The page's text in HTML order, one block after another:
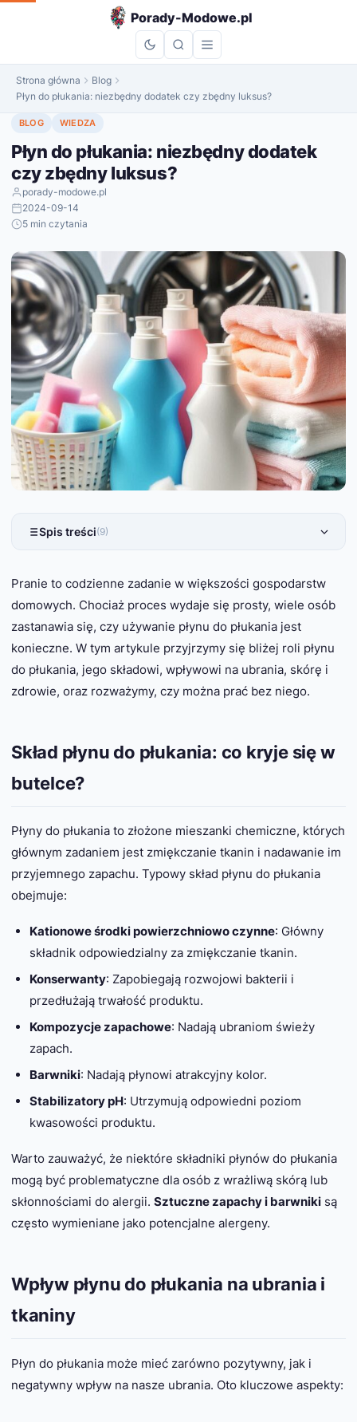
do
Porady-Modowe.pl
Strona główna
Blog
Płyn do płukania: niezbędny dodatek czy zbędny luksus?
BLOG WIEDZA
Płyn do płukania: niezbędny dodatek
czy zbędny luksus?
porady-modowe.pl
2024-09-14
5 min czytania
Spis treści(9)
Pranie to codzienne zadanie w większości gospodarstw
domowych. Chociaż proces wydaje się prosty, wiele osób
zastanawia się, czy używanie płynu do płukania jest
konieczne. W tym artykule przyjrzymy się bliżej roli płynu
do płukania, jego składowi, wpływowi na ubrania, skórę i
zdrowie, oraz rozważymy, czy można prać bez niego.
Skład płynu do płukania: co kryje się w
butelce?
Płyny do płukania to złożone mieszanki chemiczne, których
głównym zadaniem jest zmiękczanie tkanin i nadawanie im
przyjemnego zapachu. Typowy skład płynu do płukania
obejmuje:
Kationowe środki powierzchniowo czynne: Główny
składnik odpowiedzialny za zmiękczanie tkanin.
Konserwanty: Zapobiegają rozwojowi bakterii i
przedłużają trwałość produktu.
Kompozycje zapachowe: Nadają ubraniom świeży
zapach.
Barwniki: Nadają płynowi atrakcyjny kolor.
Stabilizatory pH: Utrzymują odpowiedni poziom
kwasowości produktu.
Warto zauważyć, że niektóre składniki płynów do płukania
mogą być problematyczne dla osób z wrażliwą skórą lub
skłonnościami do alergii. Sztuczne zapachy i barwniki są
często wymieniane jako potencjalne alergeny.
Wpływ płynu do płukania na ubrania i
tkaniny
Płyn do płukania może mieć zarówno pozytywny, jak i
negatywny wpływ na nasze ubrania. Oto kluczowe aspekty: